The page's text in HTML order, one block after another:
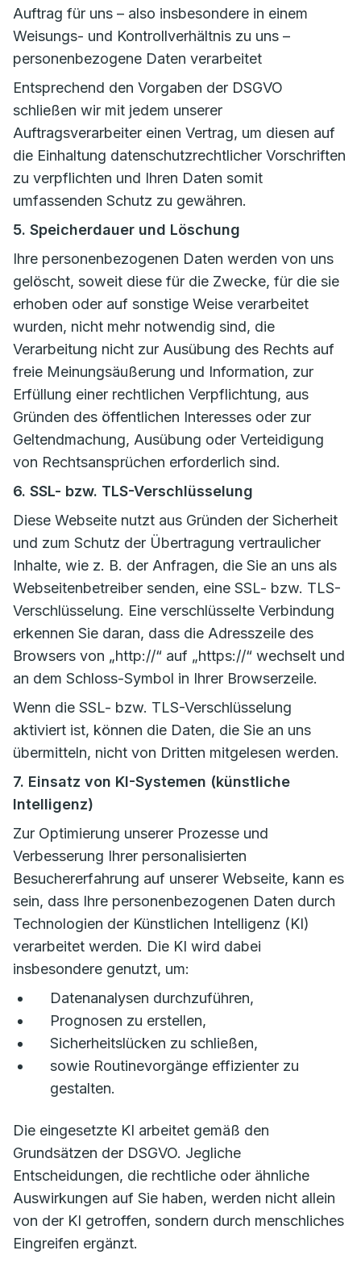
Auftrag für uns – also insbesondere in einem
Weisungs- und Kontrollverhältnis zu uns –
personenbezogene Daten verarbeitet
Entsprechend den Vorgaben der DSGVO
schließen wir mit jedem unserer
Auftragsverarbeiter einen Vertrag, um diesen auf
die Einhaltung datenschutzrechtlicher Vorschriften
zu verpflichten und Ihren Daten somit
umfassenden Schutz zu gewähren.
5. Speicherdauer und Löschung
Ihre personenbezogenen Daten werden von uns
gelöscht, soweit diese für die Zwecke, für die sie
erhoben oder auf sonstige Weise verarbeitet
wurden, nicht mehr notwendig sind, die
Verarbeitung nicht zur Ausübung des Rechts auf
freie Meinungsäußerung und Information, zur
Erfüllung einer rechtlichen Verpflichtung, aus
Gründen des öffentlichen Interesses oder zur
Geltendmachung, Ausübung oder Verteidigung
von Rechtsansprüchen erforderlich sind.
6. SSL- bzw. TLS-Verschlüsselung
Diese Webseite nutzt aus Gründen der Sicherheit
und zum Schutz der Übertragung vertraulicher
Inhalte, wie z. B. der Anfragen, die Sie an uns als
Webseitenbetreiber senden, eine SSL- bzw. TLS-
Verschlüsselung. Eine verschlüsselte Verbindung
erkennen Sie daran, dass die Adresszeile des
Browsers von „http://“ auf „https://“ wechselt und
an dem Schloss-Symbol in Ihrer Browserzeile.
Wenn die SSL- bzw. TLS-Verschlüsselung
aktiviert ist, können die Daten, die Sie an uns
übermitteln, nicht von Dritten mitgelesen werden.
7. Einsatz von KI-Systemen (künstliche
Intelligenz)
Zur Optimierung unserer Prozesse und
Verbesserung Ihrer personalisierten
Besuchererfahrung auf unserer Webseite, kann es
sein, dass Ihre personenbezogenen Daten durch
Technologien der Künstlichen Intelligenz (KI)
verarbeitet werden. Die KI wird dabei
insbesondere genutzt, um:
Datenanalysen durchzuführen,
Prognosen zu erstellen,
Sicherheitslücken zu schließen,
sowie Routinevorgänge effizienter zu
gestalten.
Die eingesetzte KI arbeitet gemäß den
Grundsätzen der DSGVO. Jegliche
Entscheidungen, die rechtliche oder ähnliche
Auswirkungen auf Sie haben, werden nicht allein
von der KI getroffen, sondern durch menschliches
Eingreifen ergänzt.